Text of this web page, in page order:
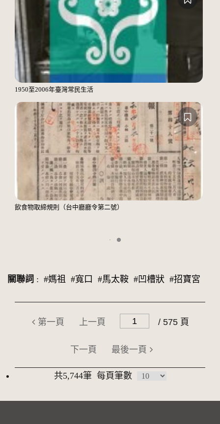
1950至2006年臺灣常民生活
飲食物取締規則（台中廳廳令第二號）
關聯詞 : #媽祖 #寬口 #馬太鞍 #凹槽狀 #招寶宮
第一頁 上一頁 / 575 頁
下一頁 最後一頁
共5,744筆 每頁筆數